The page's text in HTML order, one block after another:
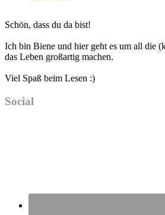
Sidebar
Schön, dass du da bist!
Ich bin Biene und hier geht es um all die
das Leben großartig machen.
Viel Spaß beim Lesen :)
Social